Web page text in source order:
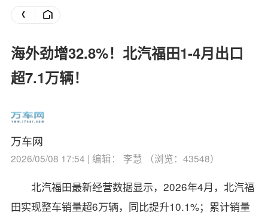
海外劲增32.8%！北汽福田1-4月出口
超7.1万辆！
万车网
2026/05/08 17:54 | 编辑： 李慧 （浏览：43548）
北汽福田最新经营数据显示，2026年4月，北汽福
田实现整车销量超6万辆，同比提升10.1%；累计销量